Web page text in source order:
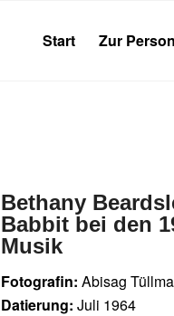
Start Zur Person
Bethany
Babbit bei den
Musik
Fotografin:Abisag
Datierung:Juli 1964